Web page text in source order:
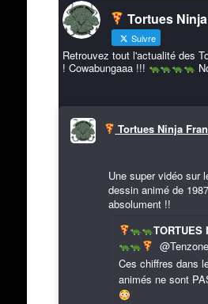
Tortues
Suivre
Retrouvez tout l'actualité des
! Cowabungaaa !!!
Tortues Ninja
Une super vidéo sur
dessin animé de
absolument !!
TORTUES
Ces chiffres dans
animés ne sont